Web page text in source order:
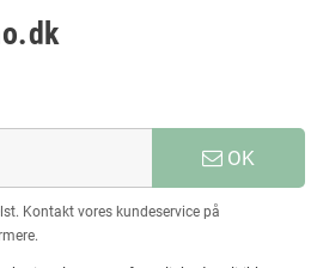
OK
Kontakt vores kundeservice på